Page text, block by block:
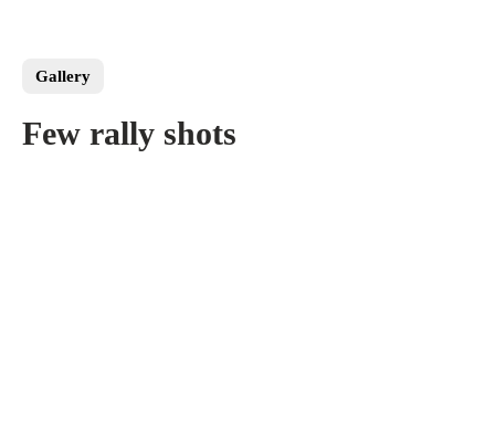
Gallery
Few rally shots